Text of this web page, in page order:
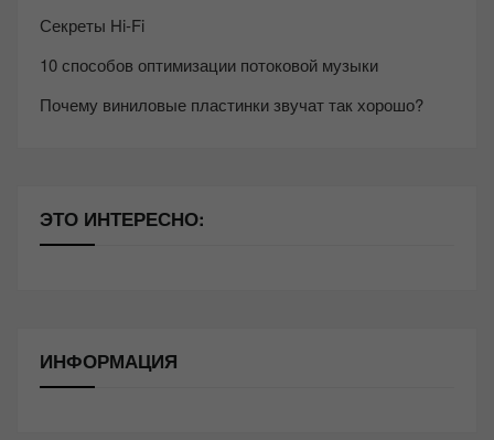
Секреты Hi-Fi
10 способов оптимизации потоковой музыки
Почему виниловые пластинки звучат так хорошо?
ЭТО ИНТЕРЕСНО:
ИНФОРМАЦИЯ